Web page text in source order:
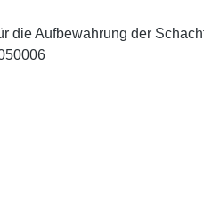
die Aufbewahrung der